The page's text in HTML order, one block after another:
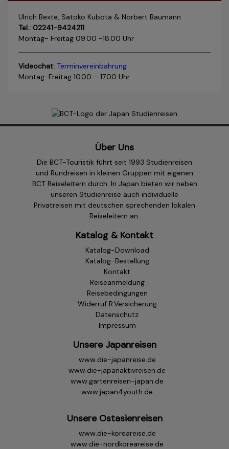
Ulrich Bexte, Satoko Kubota & Norbert Baumann
Tel.: 02241-9424211
Montag- Freitag 09.00 -18.00 Uhr
Videochat: Terminvereinbahrung
Montag-Freitag 10.00 – 17.00 Uhr
Über Uns
Die BCT-Touristik führt seit 1993 Studienreisen
und Rundreisen in kleinen Gruppen mit eigenen
BCT Reiseleitern durch. In Japan bieten wir neben
unseren Studienreise auch individuelle
Privatreisen mit deutschen sprechenden lokalen
Reiseleitern an.
Katalog & Kontakt
Katalog-Download
Katalog-Bestellung
Kontakt
Reiseanmeldung
Reisebedingungen
Widerruf R.Versicherung
Datenschutz
Impressum
Unsere Japanreisen
www.die-japanreise.de
www.die-japanaktivreisen.de
www.gartenreisen-japan.de
www.japan4youth.de
Unsere Ostasienreisen
www.die-koreareise.de
www.die-nordkoreareise.de